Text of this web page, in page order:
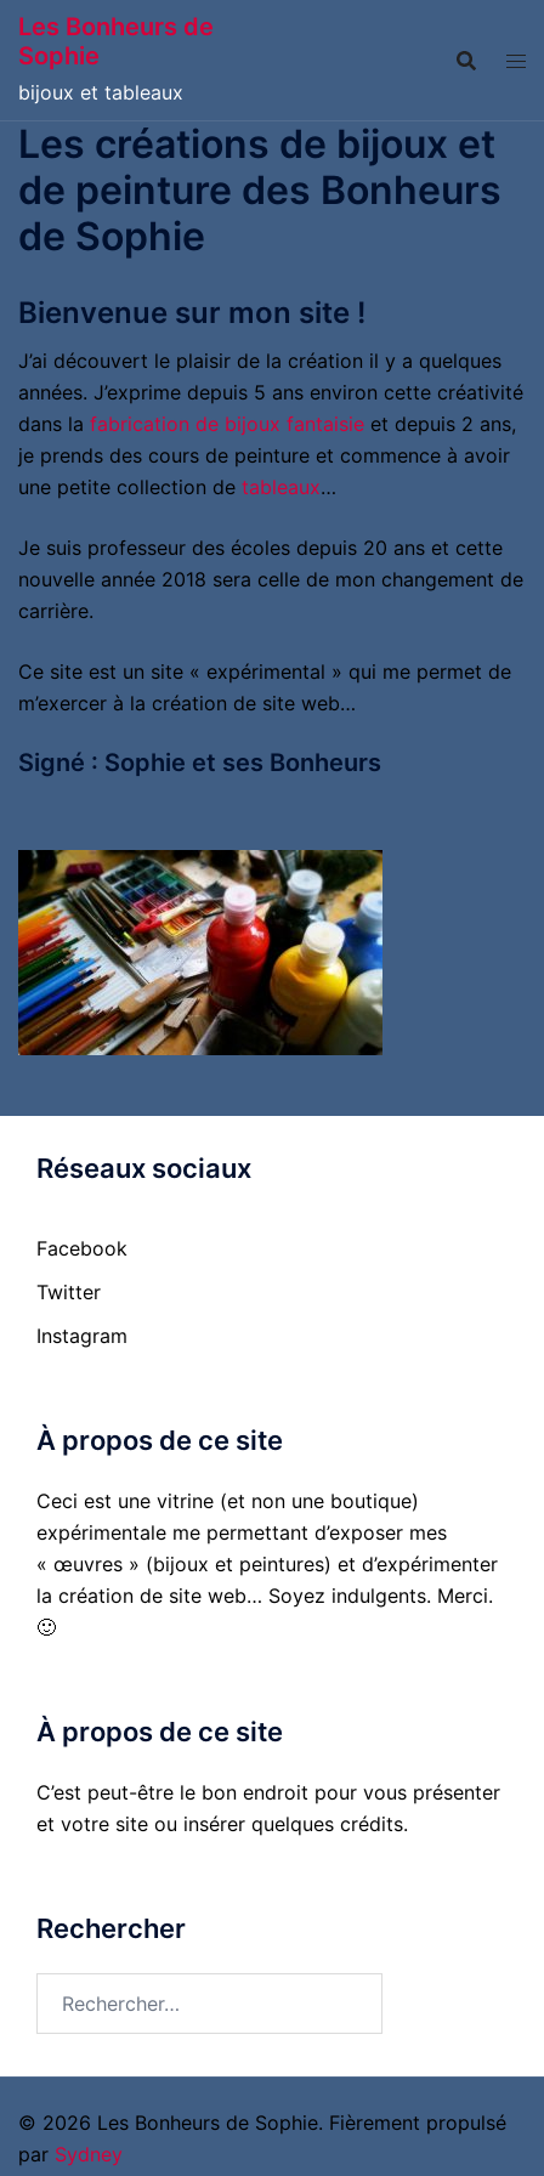
Aller
au
Les Bonheurs de
Sophie
bijoux et tableaux
Les créations de bijoux et
de peinture des Bonheurs
de Sophie
Bienvenue sur mon site !
J’ai découvert le plaisir de la création il y a quelques
années. J’exprime depuis 5 ans environ cette créativité
dans la fabrication de bijoux fantaisie et depuis 2 ans,
je prends des cours de peinture et commence à avoir
une petite collection de tableaux…
Je suis professeur des écoles depuis 20 ans et cette
nouvelle année 2018 sera celle de mon changement de
carrière.
Ce site est un site « expérimental » qui me permet de
m’exercer à la création de site web…
Signé : Sophie et ses Bonheurs
Réseaux sociaux
Facebook
Twitter
Instagram
À propos de ce site
Ceci est une vitrine (et non une boutique)
expérimentale me permettant d’exposer mes
« œuvres » (bijoux et peintures) et d’expérimenter
la création de site web… Soyez indulgents. Merci.
🙂
À propos de ce site
C’est peut-être le bon endroit pour vous présenter
et votre site ou insérer quelques crédits.
Rechercher
© 2026 Les Bonheurs de Sophie. Fièrement propulsé
par Sydney